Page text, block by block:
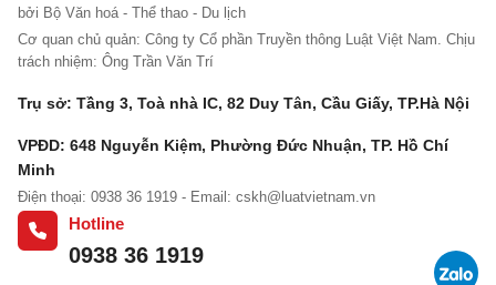
bởi Bộ Văn hoá - Thể thao - Du lịch
Cơ quan chủ quản: Công ty Cổ phần Truyền thông Luật Việt Nam. Chịu
trách nhiệm: Ông Trần Văn Trí
Trụ sở: Tầng 3, Toà nhà IC, 82 Duy Tân, Cầu Giấy, TP.Hà Nội
VPĐD: 648 Nguyễn Kiệm, Phường Đức Nhuận, TP. Hồ Chí
Minh
Điện thoại: 0938 36 1919 - Email: cskh@luatvietnam.vn
Hotline
0938 36 1919